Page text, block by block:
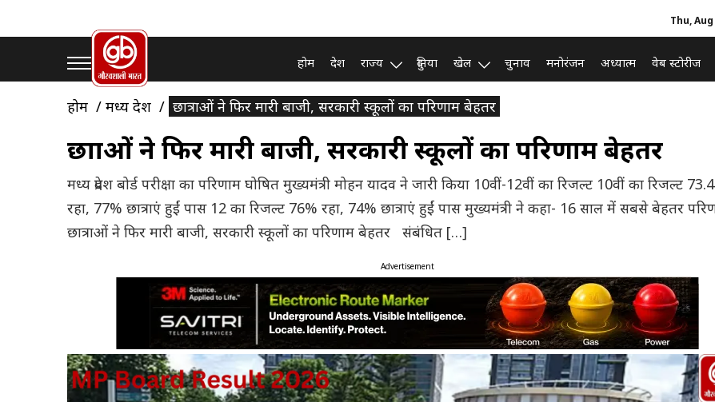
Thu, Aug
होम देश राज्य दुनिया खेल चुनाव मनोरंजन अध्यात्म वेब स्टोरीज
होम मध्य प्रदेश छात्राओं ने फिर मारी बाजी, सरकारी स्कूलों का परिणाम बेहतर
छात्राओं ने फिर मारी बाजी, सरकारी स्कूलों का परिणाम बेहतर
मध्य प्रदेश बोर्ड परीक्षा का परिणाम घोषित मुख्यमंत्री मोहन यादव ने जारी किया 10वीं-12वीं का रिजल्ट 10वीं का रिजल्ट
रहा, 77% छात्राएं हुईं पास 12 का रिजल्ट 76% रहा, 74% छात्राएं हुईं पास मुख्यमंत्री ने कहा- 16 साल में सबसे बेहतर
छात्राओं ने फिर मारी बाजी, सरकारी स्कूलों का परिणाम बेहतर संबंधित […]
Advertisement